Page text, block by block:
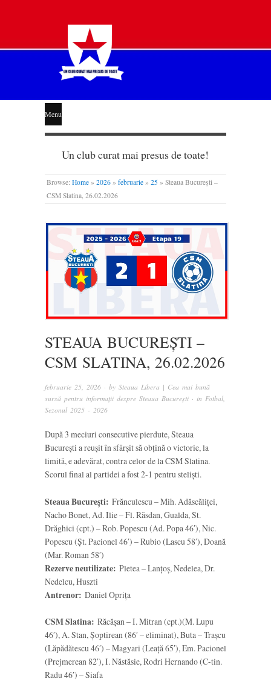
STEAUA
LIBERĂ
Menu
Un club curat mai presus de toate!
Browse: Home » 2026 » februarie » 25 » Steaua București –
CSM Slatina, 26.02.2026
STEAUA BUCUREȘTI –
CSM SLATINA, 26.02.2026
februarie 25, 2026 · by Steaua Libera | Cea mai bună
sursă pentru informații despre Steaua București · in Fotbal,
Sezonul 2025 - 2026
După 3 meciuri consecutive pierdute, Steaua
București a reușit în sfârșit să obțină o victorie, la
limită, e adevărat, contra celor de la CSM Slatina.
Scorul final al partidei a fost 2-1 pentru steliști.
Steaua București: Frănculescu – Mih. Adăscăliței,
Nacho Bonet, Ad. Ilie – Fl. Răsdan, Gualda, St.
Drăghici (cpt.) – Rob. Popescu (Ad. Popa 46′), Nic.
Popescu (Șt. Pacionel 46′) – Rubio (Lascu 58′), Doană
(Mar. Roman 58′)
Rezerve neutilizate: Pletea – Lanțoș, Nedelea, Dr.
Nedelcu, Huszti
Antrenor: Daniel Oprița
CSM Slatina: Răcășan – I. Mitran (cpt.)(M. Lupu
46′), A. Stan, Șoptirean (86′ – eliminat), Buta – Trașcu
(Lăpădătescu 46′) – Magyari (Leață 65′), Em. Pacionel
(Prejmerean 82′), I. Năstăsie, Rodri Hernando (C-tin.
Radu 46′) – Siafa